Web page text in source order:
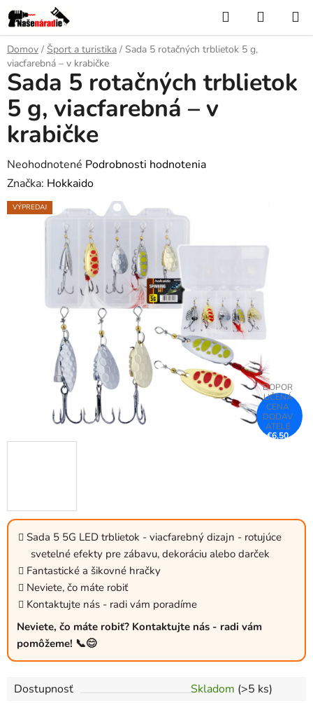
Prejsť
na
obsah
Hľadať
KOŠÍK
Domov / Šport a turistika / Sada 5 rotačných trblietok 5 g,
viacfarebná – v krabičke
Sada 5 5G LED trblietok - viacfarebný dizajn - rotujúce
svetelné efekty pre zábavu, dekoráciu alebo darček
Fantastické a šikovné hračky
Neviete, čo máte robiť
Kontaktujte nás - radi vám poradíme
Neviete, čo máte robiť? Kontaktujte nás - radi vám
pomôžeme! 📞😊
Dostupnosť Skladom (>5 ks)
Sada 5 rotačných trblietok
5 g, viacfarebná – v
krabičke
Priemerné
hodnotenie
produktu
hviezdičiek.
Neohodnotené Podrobnosti hodnotenia
Značka: Hokkaido
VÝPREDAJ
€6,50